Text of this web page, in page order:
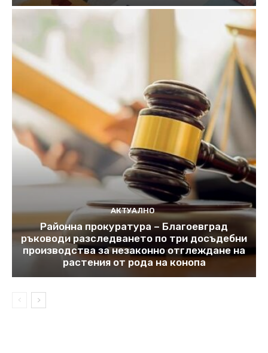
АКТУАЛНО
Районна прокуратура – Благоевград
ръководи разследването по три досъдебни
производства за незаконно отглеждане на
растения от рода на конопа